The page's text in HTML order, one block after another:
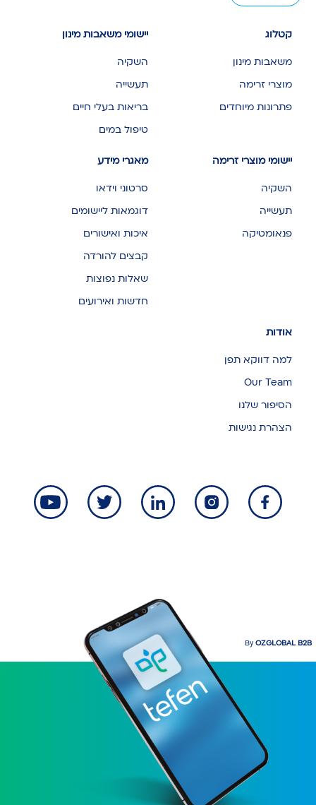
קטלוג
משאבות מינון
מוצרי זרימה
פתרונות מיוחדים
יישומי משאבות מינון
השקיה
תעשייה
בריאות בעלי חיים
טיפול במים
יישומי מוצרי זרימה
השקיה
תעשייה
פנאומטיקה
מאגרי מידע
סרטוני וידאו
דוגמאות ליישומים
איכות ואישורים
קבצים להורדה
שאלות נפוצות
חדשות ואירועים
אודות
למה דווקא תפן
Our Team
הסיפור שלנו
הצהרת נגישות
ByOZGLOBAL B2B